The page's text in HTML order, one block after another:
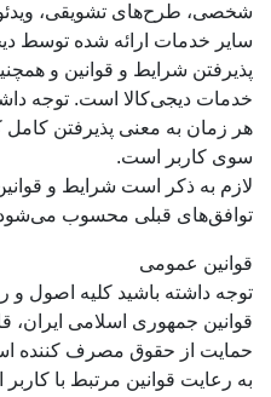
شخصی، طرح‏‌های تشویقی،
سایر خدمات ارائه شده توسط
پذیرفتن شرایط و قوانین و
خدمات دیجی‌کالا است. توجه
هر زمان به معنی پذیرفتن کامل
سوی کاربر است.
لازم به ذکر است شرایط و قوانین
توافق‏‌های قبلی محسوب می‏‌شود.
قوانین عمومی
توجه داشته باشید کلیه اصول و
قوانین جمهوری اسلامی ایران،
حمایت از حقوق مصرف کننده
به رعایت قوانین مرتبط با